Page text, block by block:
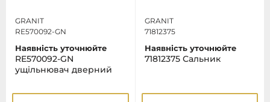
GRANIT
RE570092-GN
Наявність уточнюйте
RE570092-GN
ущільнювач дверний
GRANIT
71812375
Наявність уточнюйте
71812375 Сальник